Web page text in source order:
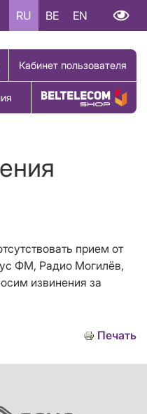
RU BE EN
Кабинет пользователя
Купить товар
прием от
ФМ, Радио Могилёв,
извинения за
Печать